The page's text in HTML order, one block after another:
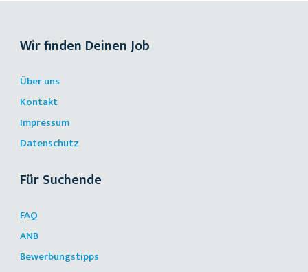
Wir finden Deinen Job
Über uns
Kontakt
Impressum
Datenschutz
Für Suchende
FAQ
ANB
Bewerbungstipps